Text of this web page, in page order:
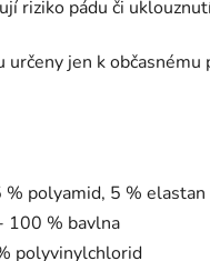
riziko pádu či
určeny jen k
polyamid, 5 % elastan
100 % bavlna
polyvinylchlorid